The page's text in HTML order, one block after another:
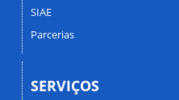
SIAE
Parcerias
SERVIÇOS